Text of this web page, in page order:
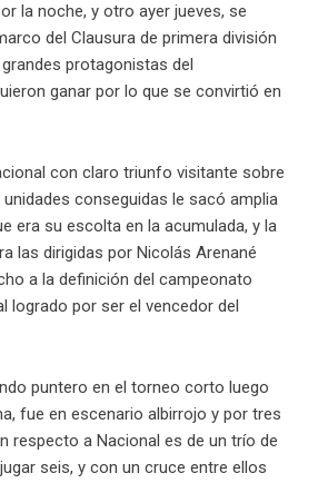
la noche, y otro ayer jueves, se
del Clausura de primera división
protagonistas del
ganar por lo que se convirtió en
con claro triunfo visitante sobre
conseguidas le sacó amplia
era su escolta en la acumulada, y la
las dirigidas por Nicolás Arenané
a la definición del campeonato
logrado por ser el vencedor del
puntero en el torneo corto luego
fue en escenario albirrojo y por tres
respecto a Nacional es de un trío de
seis, y con un cruce entre ellos